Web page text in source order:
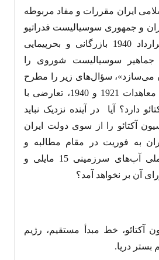
ایران مقررات و مفاد مربوطه
میان ایران و جمهوری سوسیالیست فدراتیو
روسیه و همچنین قرارداد 1940 بازرگانی و بحرپیمایی
جماهیر سوسیالیست شوروی را
می‌سازد»، سؤال‌های زیر را مطرح
می‌سازد: آیا یادآوری معاهدات 1921 و 1940، تعارضی با
دارد؟ آیا در آینده نزدیک نباید
آکتائو را از سوی دولت ایران
به فوریت در مقام مطالبه و
استفاده از مناطق ملی آب‌های سرزمینی 15 مایلی و
آکتائو، خط مبدأ مستقیم، رژیم
بستر دریا.